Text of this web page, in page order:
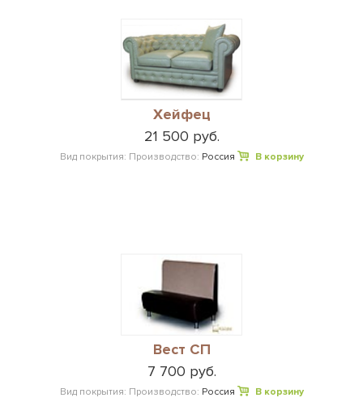
Хейфец
21 500 руб.
Вид покрытия: Производство: Россия В корзину
Вест СП
7 700 руб.
Вид покрытия: Производство: Россия В корзину